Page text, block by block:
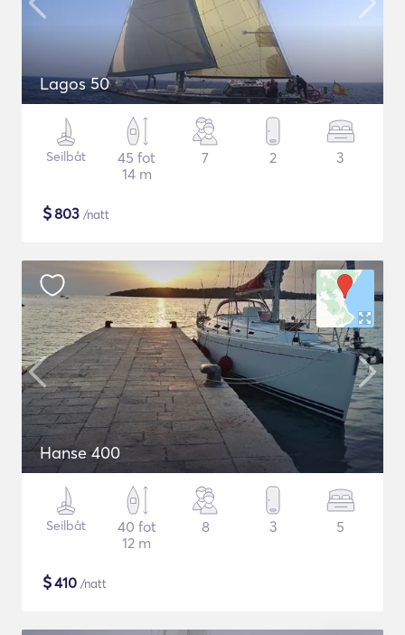
Lagos 50
Seilbåt
45 fot
14 m
7 2 3
$803 /natt
Hanse 400
Seilbåt
40 fot
12 m
8 3 5
$410 /natt